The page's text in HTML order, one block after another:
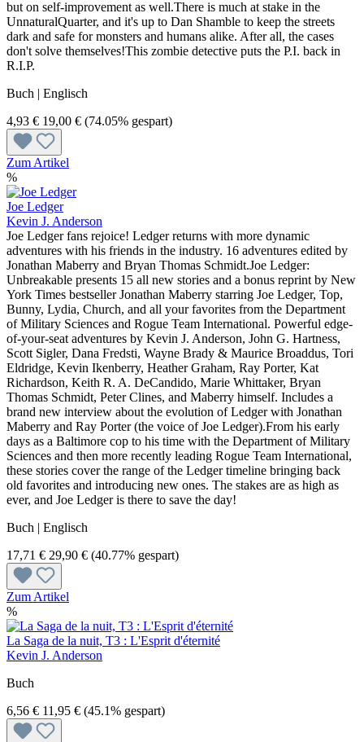
but on self-improvement as well.There is much at stake in the
UnnaturalQuarter, and it's up to Dan Shamble to keep the streets
dark and safe for monsters and humans alike. After all, the cases
don't solve themselves!This zombie detective puts the P.I. back in
R.I.P.
Buch | Englisch
4,93 € 19,00 € (74.05% gespart)
Zum Artikel
%
Joe Ledger
Kevin J. Anderson
Joe Ledger fans rejoice! Ledger returns with more dynamic
adventures with his friends in the industry. 16 adventures edited by
Jonathan Maberry and Bryan Thomas Schmidt.Joe Ledger:
Unbreakable presents 15 all new stories and a bonus reprint by New
York Times bestseller Jonathan Maberry starring Joe Ledger, Top,
Bunny, Lydia, Church, and all your favorites from the Department
of Military Sciences and Rogue Team International. Powerful edge-
of-your-seat adventures by Kevin J. Anderson, John G. Hartness,
Scott Sigler, Dana Fredsti, Wayne Brady & Maurice Broaddus, Tori
Eldridge, Kevin Ikenberry, Heather Graham, Ray Porter, Kat
Richardson, Keith R. A. DeCandido, Marie Whittaker, Bryan
Thomas Schmidt, Peter Clines, and Maberry himself. Includes a
brand new interview about the evolution of Ledger with Jonathan
Maberry and Ray Porter (the voice of Joe Ledger).From his early
days as a Baltimore cop to his time with the Department of Military
Sciences and then more recently leading Rogue Team International,
these stories cover the range of the Ledger timeline bringing back
old favorites and introducing new ones. The stakes are as high as
ever, and Joe Ledger is there to save the day!
Buch | Englisch
17,71 € 29,90 € (40.77% gespart)
Zum Artikel
%
La Saga de la nuit, T3 : L'Esprit d'éternité
Kevin J. Anderson
Buch
6,56 € 11,95 € (45.1% gespart)